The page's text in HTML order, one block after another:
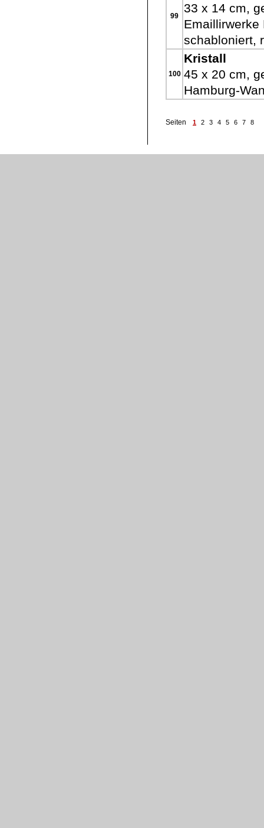
99
33 x 14 cm,
Emaillirwerke
schabloniert,
100
Kristall
45 x 20 cm,
Hamburg-
Seiten 1 2 3 4 5 6 7 8